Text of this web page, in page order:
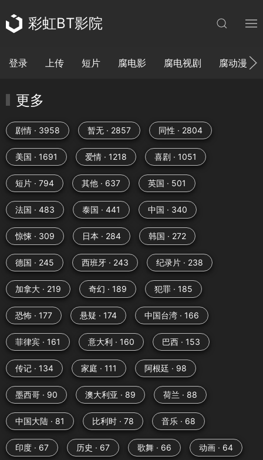
彩虹BT影院
登录 上传 短片 腐电影 腐电视剧 腐动漫
更多
剧情 · 3958 暂无 · 2857 同性 · 2804
美国 · 1691 爱情 · 1218 喜剧 · 1051
短片 · 794 其他 · 637 英国 · 501
法国 · 483 泰国 · 441 中国 · 340
惊悚 · 309 日本 · 284 韩国 · 272
德国 · 245 西班牙 · 243 纪录片 · 238
加拿大 · 219 奇幻 · 189 犯罪 · 185
恐怖 · 177 悬疑 · 174 中国台湾 · 166
菲律宾 · 161 意大利 · 160 巴西 · 153
传记 · 134 家庭 · 111 阿根廷 · 98
墨西哥 · 90 澳大利亚 · 89 荷兰 · 88
中国大陆 · 81 比利时 · 78 音乐 · 68
印度 · 67 历史 · 67 歌舞 · 66 动画 · 64